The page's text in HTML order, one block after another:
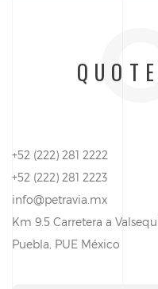
QUOTE
+52 (222) 281 2222
+52 (222) 281 2223
info@petravia.mx
Km 9.5 Carretera a
Puebla, PUE México